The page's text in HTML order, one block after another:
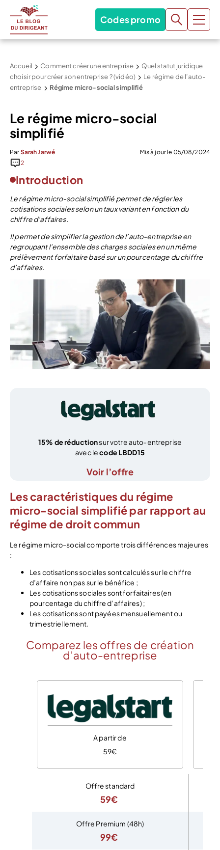
Codes promo
Accueil Comment créer une entreprise
Quel statut juridique
choisir pour créer son entreprise ? (vidéo)
Le régime de l’auto-
entreprise
Régime micro-social simplifié
Le régime micro-social
simplifié
Par Sarah Jarwé
Mis à jour le 05/08/2024
2
Introduction
Le régime micro-social simplifié permet de régler les
cotisations sociales selon un taux variant en fonction du
chiffre d’affaires.
Il permet de simplifier la gestion de l’auto-entreprise en
regroupant l’ensemble des charges sociales en un même
prélèvement forfaitaire basé sur un pourcentage du chiffre
d’affaires.
15% de réductionsur votre auto-entreprise
avec lecode LBDD15
Voir l’offre
Les caractéristiques du régime
micro-social simplifié par rapport au
régime de droit commun
Le régime micro-social comporte trois différences majeures
:
Les cotisations sociales sont calculés sur le chiffre
d’affaire non pas sur le bénéfice ;
Les cotisations sociales sont forfaitaires (en
pourcentage du chiffre d’affaires) ;
Les cotisations sont payées mensuellement ou
trimestriellement.
Comparez les offres de création
d’auto-entreprise
A partir de
59€
Offre standard
59€
Offre Premium (48h)
99€